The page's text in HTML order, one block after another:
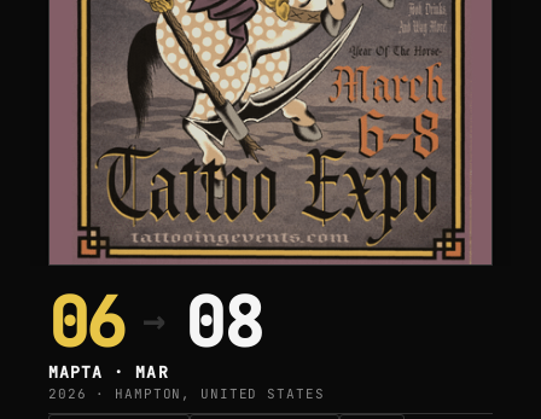
06 → 08
МАРТА · MAR
2026 · HAMPTON, UNITED STATES